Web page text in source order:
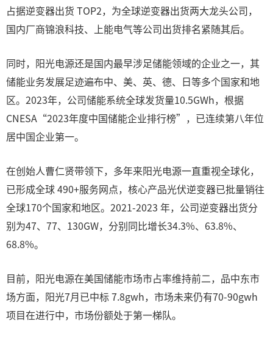
占据逆变器出货 TOP2，为全球逆变器出货两大龙头公司，
国内厂商锦浪科技、上能电气等公司出货排名紧随其后。
同时，阳光电源还是国内最早涉足储能领域的企业之一，其
储能业务发展足迹遍布中、美、英、德、日等多个国家和地
区。2023年，公司储能系统全球发货量10.5GWh，根据
CNESA“2023年度中国储能企业排行榜”，已连续第八年位
居中国企业第一。
在创始人曹仁贤带领下，多年来阳光电源一直重视全球化，
已形成全球 490+服务网点，核心产品光伏逆变器已批量销往
全球170个国家和地区。2021-2023 年，公司逆变器出货分
别为47、77、130GW，分别同比增长34.3%、63.8%、
68.8%。
目前，阳光电源在美国储能市场市占率维持前二，品中东市
场方面，阳光7月已中标 7.8gwh，市场未来仍有70-90gwh
项目在进行中，市场份额处于第一梯队。